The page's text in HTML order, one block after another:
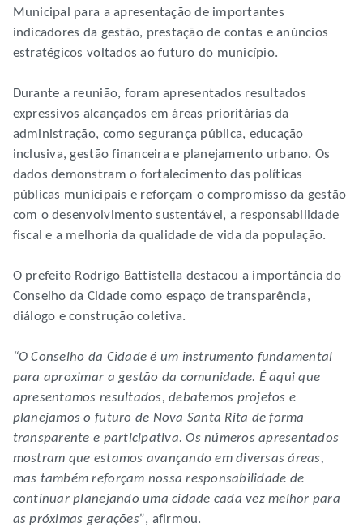
Municipal para a apresentação de importantes
indicadores da gestão, prestação de contas e anúncios
estratégicos voltados ao futuro do município.
Durante a reunião, foram apresentados resultados
expressivos alcançados em áreas prioritárias da
administração, como segurança pública, educação
inclusiva, gestão financeira e planejamento urbano. Os
dados demonstram o fortalecimento das políticas
públicas municipais e reforçam o compromisso da gestão
com o desenvolvimento sustentável, a responsabilidade
fiscal e a melhoria da qualidade de vida da população.
O prefeito Rodrigo Battistella destacou a importância do
Conselho da Cidade como espaço de transparência,
diálogo e construção coletiva.
“O Conselho da Cidade é um instrumento fundamental
para aproximar a gestão da comunidade. É aqui que
apresentamos resultados, debatemos projetos e
planejamos o futuro de Nova Santa Rita de forma
transparente e participativa. Os números apresentados
mostram que estamos avançando em diversas áreas,
mas também reforçam nossa responsabilidade de
continuar planejando uma cidade cada vez melhor para
as próximas gerações”, afirmou.